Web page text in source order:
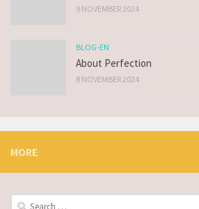
9 NOVEMBER 2024
BLOG-EN
About Perfection
8 NOVEMBER 2024
MORE